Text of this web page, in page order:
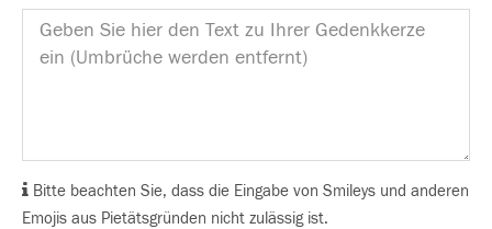
Bitte beachten Sie, dass die Eingabe von Smileys und anderen
Emojis aus Pietätsgründen nicht zulässig ist.